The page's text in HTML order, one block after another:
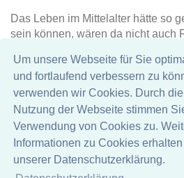
Um unsere Webseite für Sie
und fortlaufend verbessern zu
verwenden wir Cookies. Durch
Nutzung der Webseite stimmen
Verwendung von Cookies zu.
Informationen zu Cookies
unserer Datenschutzerklärung.
Das Leben im Mittelalter hätte so
sein können, wären da nicht auch
unterwegs gewesen, die so
WERT abluchsten.
Nach 3 Stunden Spielspaß im
verabschiedeten wir unsere
Wir freuen uns darauf, den ein
treffen, wenn es heißt: Die Siedler
Euer 8chtsam Ferienspaß-Team
Cathi – Dagmar - Daniela -
Simone